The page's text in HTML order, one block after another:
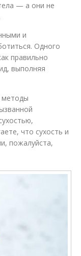
— а они не
и
Одного
правильно
выполняя
методы
что сухость и
пожалуйста,